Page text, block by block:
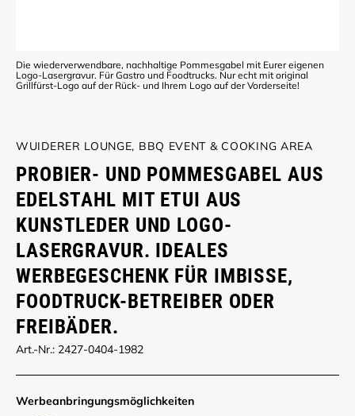
Die wiederverwendbare, nachhaltige Pommesgabel mit Eurer eigenen
Logo-Lasergravur. Für Gastro und Foodtrucks. Nur echt mit original
Grillfürst-Logo auf der Rück- und Ihrem Logo auf der Vorderseite!
WUIDERER LOUNGE, BBQ EVENT & COOKING AREA
PROBIER- UND POMMESGABEL AUS
EDELSTAHL MIT ETUI AUS
KUNSTLEDER UND LOGO-
LASERGRAVUR. IDEALES
WERBEGESCHENK FÜR IMBISSE,
FOODTRUCK-BETREIBER ODER
FREIBÄDER.
Art.-Nr.: 2427-0404-1982
Werbe­anbringungs­möglich­keiten